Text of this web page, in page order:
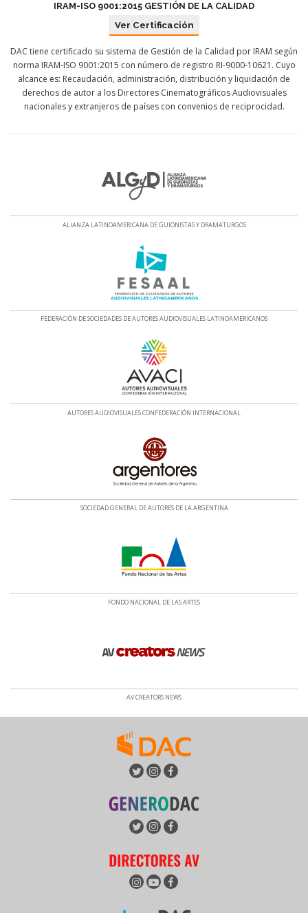
IRAM-ISO 9001:2015 GESTIÓN DE LA CALIDAD
Ver Certificación
DAC tiene certificado su sistema de Gestión de la Calidad por IRAM según
norma IRAM-ISO 9001:2015 con número de registro RI-9000-10621. Cuyo
alcance es: Recaudación, administración, distribución y liquidación de
derechos de autor a los Directores Cinematográficos Audiovisuales
nacionales y extranjeros de países con convenios de reciprocidad.
ALIANZA LATINOAMERICANA DE GUIONISTAS Y DRAMATURGOS
FEDERACIÓN DE SOCIEDADES DE AUTORES AUDIOVISUALES LATINOAMERICANOS
AUTORES AUDIOVISUALES CONFEDERACIÓN INTERNACIONAL
SOCIEDAD GENERAL DE AUTORES DE LA ARGENTINA
FONDO NACIONAL DE LAS ARTES
AV CREATORS NEWS